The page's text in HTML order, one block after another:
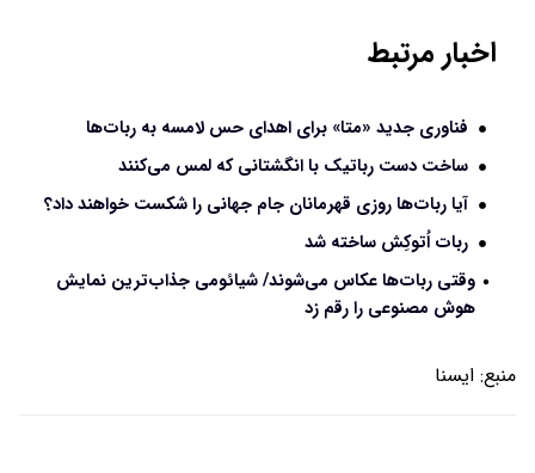
اخبار مرتبط
فناوری‌ جدید «متا» برای اهدای حس لامسه به ربات‌ها
ساخت دست رباتیک با انگشتانی که لمس می‌کنند
آیا ربات‌ها روزی قهرمانان جام جهانی را شکست خواهند داد؟
ربات اُتوکِش ساخته شد
وقتی ربات‌ها عکاس می‌شوند/ شیائومی جذاب‌ترین نمایش
هوش مصنوعی را رقم زد
منبع: ايسنا